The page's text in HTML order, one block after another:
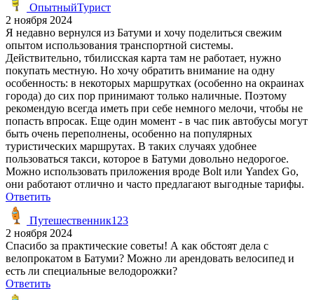
ОпытныйТурист
2 ноября 2024
Я недавно вернулся из Батуми и хочу поделиться свежим
опытом использования транспортной системы.
Действительно, тбилисская карта там не работает, нужно
покупать местную. Но хочу обратить внимание на одну
особенность: в некоторых маршрутках (особенно на окраинах
города) до сих пор принимают только наличные. Поэтому
рекомендую всегда иметь при себе немного мелочи, чтобы не
попасть впросак. Еще один момент - в час пик автобусы могут
быть очень переполнены, особенно на популярных
туристических маршрутах. В таких случаях удобнее
пользоваться такси, которое в Батуми довольно недорогое.
Можно использовать приложения вроде Bolt или Yandex Go,
они работают отлично и часто предлагают выгодные тарифы.
Ответить
Путешественник123
2 ноября 2024
Спасибо за практические советы! А как обстоят дела с
велопрокатом в Батуми? Можно ли арендовать велосипед и
есть ли специальные велодорожки?
Ответить